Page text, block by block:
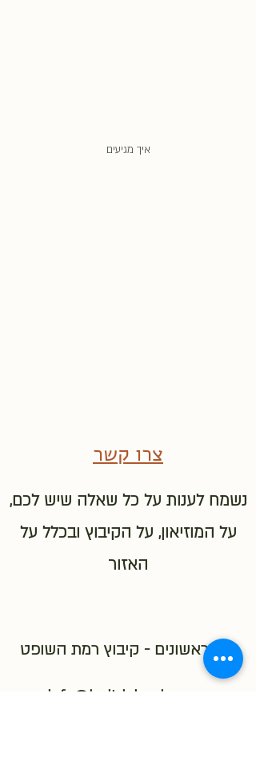
איך מגיעים
צרו קשר
נשמח לענות על כל שאלה שיש לכם,
על המוזיאון, על הקיבוץ ובכלל על
האזור
בית ראשונים - קיבוץ רמת השופט
info@beitrishonim.com